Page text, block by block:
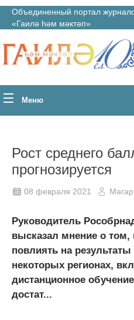
Объединенный портал
«Гаилә һәм мәктәп»
Меню
Рост среднего
прогнозируется
08 февраля 2021
Руководитель
высказал мнение о том,
повлиять на
некоторых регионах,
дистанционное
достат...